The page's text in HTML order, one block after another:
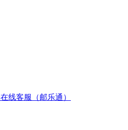
在线客服（邮乐通）